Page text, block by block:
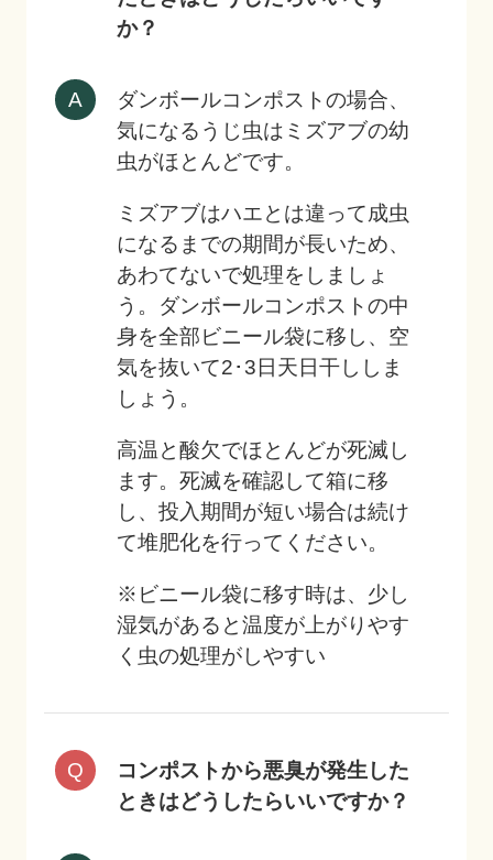
か？
ダンボールコンポストの場合、
気になるうじ虫はミズアブの幼
虫がほとんどです。
ミズアブはハエとは違って成虫
になるまでの期間が長いため、
あわてないで処理をしましょ
う。ダンボールコンポストの中
身を全部ビニール袋に移し、空
気を抜いて2･3日天日干ししま
しょう。
高温と酸欠でほとんどが死滅し
ます。死滅を確認して箱に移
し、投入期間が短い場合は続け
て堆肥化を行ってください。
※ビニール袋に移す時は、少し
湿気があると温度が上がりやす
く虫の処理がしやすい
コンポストから悪臭が発生した
ときはどうしたらいいですか？